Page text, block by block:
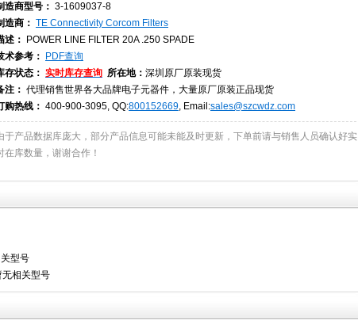
造商型号： 3-1609037-8
造商： TE Connectivity Corcom Filters
述：
POWER LINE FILTER 20A .250 SPADE
术参考：
PDF查询
存状态： 实时库存查询 所在地： 深圳原厂原装现货
注： 代理销售世界各大品牌电子元器件，大量原厂原装正品现货
购热线： 400-900-3095, QQ:800152669, Email:sales@szcwdz.com
于产品数据库庞大，部分产品信息可能未能及时更新，下单前请与销售人员确认好实
在库数量，谢谢合作！
型号
相关型号